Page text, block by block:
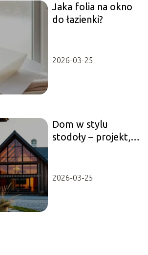
Jaka folia na okno
do łazienki?
2026-03-25
Dom w stylu
stodoły – projekt,
2026-03-25